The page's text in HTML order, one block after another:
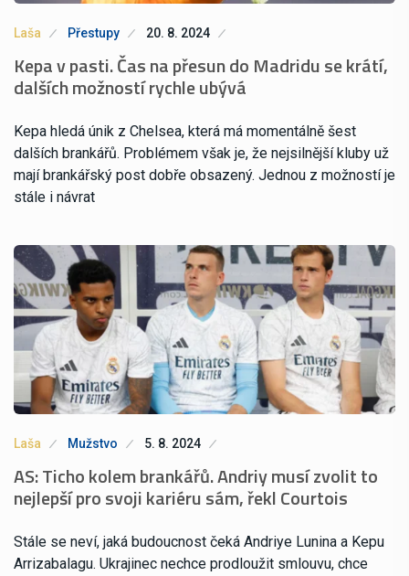
Laša Přestupy 20. 8. 2024
Kepa v pasti. Čas na přesun do Madridu se krátí,
dalších možností rychle ubývá
Kepa hledá únik z Chelsea, která má momentálně šest
dalších brankářů. Problémem však je, že nejsilnější kluby už
mají brankářský post dobře obsazený. Jednou z možností je
stále i návrat
Laša Mužstvo 5. 8. 2024
AS: Ticho kolem brankářů. Andriy musí zvolit to
nejlepší pro svoji kariéru sám, řekl Courtois
Stále se neví, jaká budoucnost čeká Andriye Lunina a Kepu
Arrizabalagu. Ukrajinec nechce prodloužit smlouvu, chce